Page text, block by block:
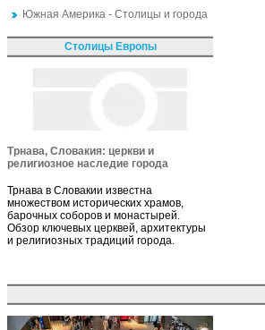
Южная Америка - Столицы и города
Столицы Европы
Трнава, Словакия: церкви и
религиозное наследие города
Трнава в Словакии известна
множеством исторических храмов,
барочных соборов и монастырей.
Обзор ключевых церквей, архитектуры
и религиозных традиций города.